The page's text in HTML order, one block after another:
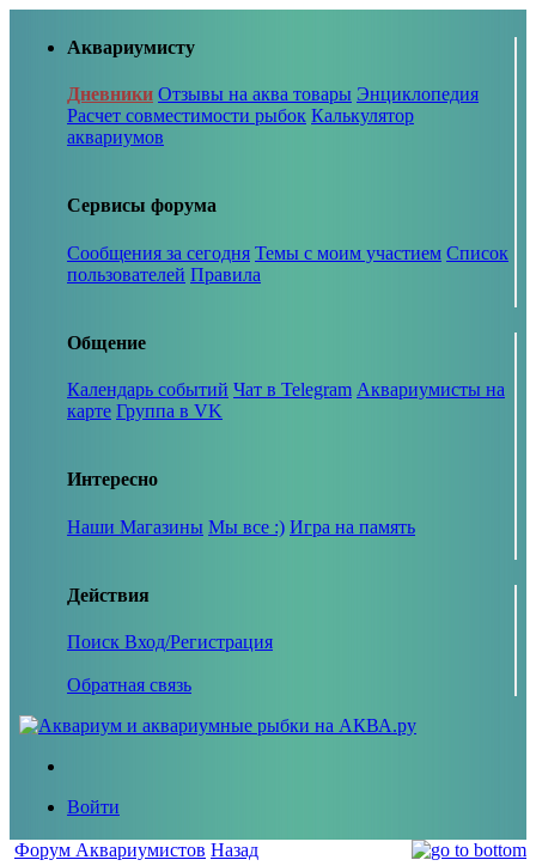
Аквариумисту
Дневники Отзывы на аква товары Энциклопедия
Расчет совместимости рыбок Калькулятор
аквариумов
Сервисы форума
Сообщения за сегодня Темы с моим участием Список
пользователей Правила
Общение
Календарь событий Чат в Telegram Аквариумисты на
карте Группа в VK
Интересно
Наши Магазины Мы все :) Игра на память
Действия
Поиск Вход/Регистрация
Обратная связь
Войти
Форум Аквариумистов Назад